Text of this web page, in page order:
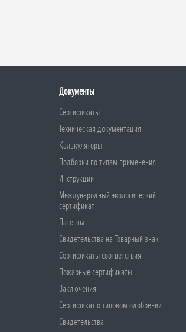
Документы
Сертификаты
Техническая документация
Калькуляторы
Подборки по типам применения
Инструкции
Международный экологический
сертификат
Патенты
Свидетельства на Товарный знак
Сертификаты соответствия
Пожарные сертификаты
Заключения
Сертификат о типовом одобрении
Свидетельства